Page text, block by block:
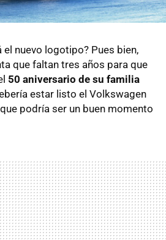
el nuevo logotipo? Pues bien,
que faltan tres años para que
50 aniversario de su familia
estar listo el Volkswagen
podría ser un buen momento